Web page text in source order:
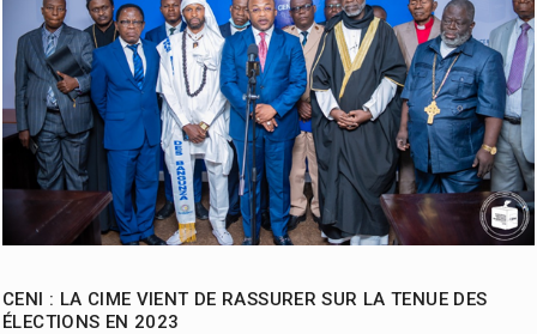
CENI : LA CIME VIENT DE RASSURER SUR LA TENUE DES
ÉLECTIONS EN 2023